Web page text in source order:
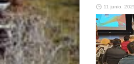
11 junio,